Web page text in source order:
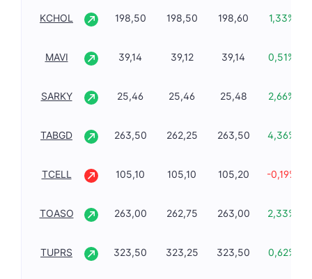
KCHOL 198,50 198,50 198,60 1,33%
MAVI 39,14 39,12 39,14 0,51%
SARKY 25,46 25,46 25,48 2,66%
TABGD 263,50 262,25 263,50 4,36%
TCELL 105,10 105,10 105,20 -0,19%
TOASO 263,00 262,75 263,00 2,33%
TUPRS 323,50 323,25 323,50 0,62%